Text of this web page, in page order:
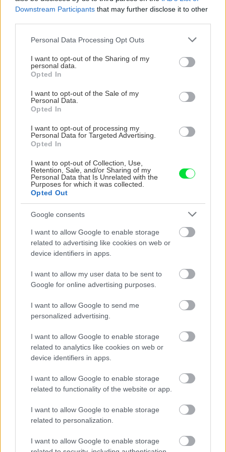
Downstream Participants that may further disclose it to other
Please note that this website/app uses one or more Google
not limited to your visit or usage behaviour. You may click to
grant or deny consent to Google and its third-party tags to
use your data for below specified purposes in below Google
consent section.
Personal Data Processing Opt Outs
I want to opt-out of the Sharing of my
personal data.
Opted In
I want to opt-out of the Sale of my
Personal Data.
Opted In
I want to opt-out of processing my
Personal Data for Targeted Advertising.
Opted In
I want to opt-out of Collection, Use,
Retention, Sale, and/or Sharing of my
Personal Data that Is Unrelated with the
Purposes for which it was collected.
Opted Out
Google consents
I want to allow Google to enable storage
related to advertising like cookies on web or
device identifiers in apps.
I want to allow my user data to be sent to
Google for online advertising purposes.
I want to allow Google to send me
personalized advertising.
I want to allow Google to enable storage
related to analytics like cookies on web or
device identifiers in apps.
I want to allow Google to enable storage
related to functionality of the website or app.
I want to allow Google to enable storage
related to personalization.
I want to allow Google to enable storage
CHALUPA
Na Morave prerobila
nepoznanie: Keď
vojdete dnu, zabudnete,
že nie ste v Toskánsku
Slovák sa nebál a v
Čičmanoch si postavil
montovaný domček v
Temné stránky chalúp:
10 najčastejších
vás môžu nepríjemne
prekvapiť
Žena, búracie kladivo a
premena zrubu z roku
1654 sa nevidí každý
deň!
DOM